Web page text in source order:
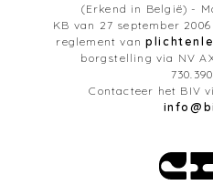
(Erkend in België) -
KB van 27 september
reglement van
borgstelling via NV
Contacteer het BIV